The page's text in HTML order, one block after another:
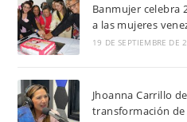
Banmujer celebra
a las mujeres
19 DE SEPTIEMBRE DE
Jhoanna Carrillo
transformación de